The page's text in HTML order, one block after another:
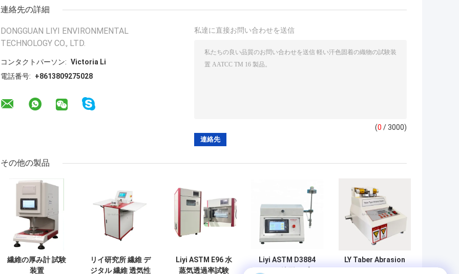
連絡先の詳細
DONGGUAN LIYI ENVIRONMENTAL
TECHNOLOGY CO., LTD.
コンタクトパーソン: Victoria Li
電話番号:
+8613809275028
私達に直接お問い合わせを送信
(0 / 3000)
その他の製品
繊維の厚み計 試験
装置
リイ研究所 繊維 デ
ジタル 繊維 透気性
Liyi ASTM E96 水
蒸気透過率試験
Liyi ASTM D3884
LY Taber Abrasion